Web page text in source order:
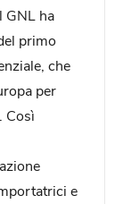
GNL ha
primo
che
per
Così
e